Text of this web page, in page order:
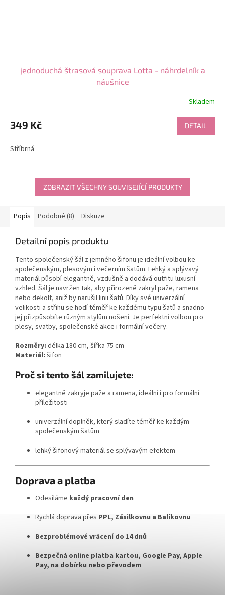
jednoduchá štrasová souprava Lotta - náhrdelník a
náušnice
produktu
je
z
Skladem
349 Kč DETAIL
Stříbrná
ZOBRAZIT VŠECHNY SOUVISEJÍCÍ PRODUKTY
Popis Podobné (8) Diskuze
Detailní popis produktu
Tento společenský šál z jemného šifonu je ideální volbou ke
společenským, plesovým i večerním šatům. Lehký a splývavý
materiál působí elegantně, vzdušně a dodává outfitu luxusní
vzhled. Šál je navržen tak, aby přirozeně zakryl paže, ramena
nebo dekolt, aniž by narušil linii šatů. Díky své univerzální
velikosti a střihu se hodí téměř ke každému typu šatů a snadno
jej přizpůsobíte různým stylům nošení. Je perfektní volbou pro
plesy, svatby, společenské akce i formální večery.
Rozměry: délka 180 cm, šířka 75 cm
Materiál: šifon
Proč si tento šál zamilujete:
elegantně zakryje paže a ramena, ideální i pro formální
příležitosti
univerzální doplněk, který sladíte téměř ke každým
společenským šatům
lehký šifonový materiál se splývavým efektem
Doprava a platba
Odesíláme každý pracovní den
Rychlá doprava přes PPL, Zásilkovnu a Balíkovnu
Bezproblémové vrácení do 14 dnů
Bezpečná online platba kartou, Google Pay, Apple
Pay, na dobírku nebo převodem